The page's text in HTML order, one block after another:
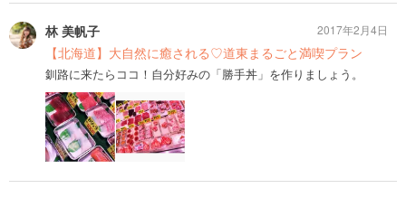
林 美帆子
【北海道】大自然に癒される♡道東まるごと満喫プラン
釧路に来たらココ！自分好みの「勝手丼」を作りましょう。
2017年2月4日